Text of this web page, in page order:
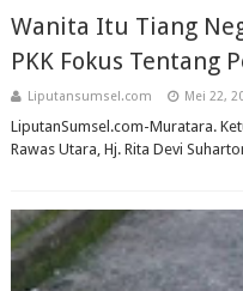
Wanita Itu Tiang
PKK Fokus Tentang
Liputansumsel.com Mei 22,
LiputanSumsel.com-Muratara.
Rawas Utara, Hj. Rita Devi